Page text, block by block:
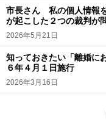
市長さん 私の個人情報
が起こした２つの裁判が
2026年5月21日
知っておきたい「離婚
６年４月１日施行
2026年3月16日